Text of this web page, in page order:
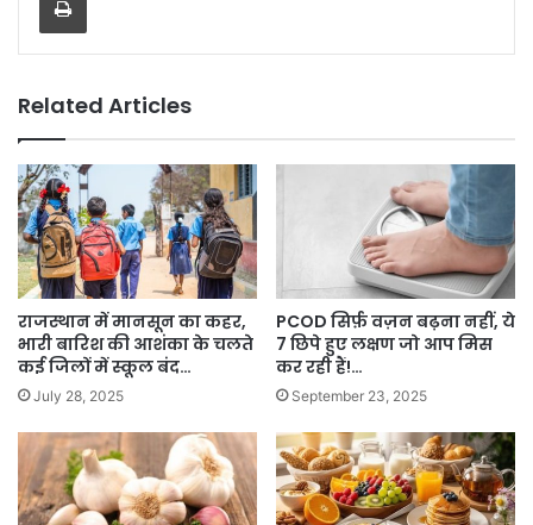
Related Articles
राजस्थान में मानसून का कहर,
भारी बारिश की आशंका के चलते
कई जिलों में स्कूल बंद…
July 28, 2025
PCOD सिर्फ़ वज़न बढ़ना नहीं, ये
7 छिपे हुए लक्षण जो आप मिस
कर रही हैं!…
September 23, 2025